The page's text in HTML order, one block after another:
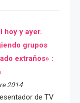
hoy y ayer.
grupos
extraños» :
2014
de TV